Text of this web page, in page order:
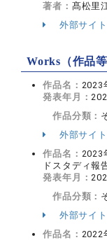
著者： 髙松里
外部サイ
Works（作品等
作品名： 2023
発表年月：
作品分類：
外部サイ
作品名： 2023
ドスタディ報
発表年月：
作品分類：
外部サイ
作品名： 2022